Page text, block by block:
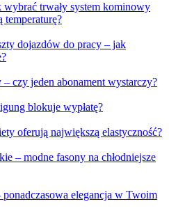
trwały system kominowy
temperaturę?
dojazdów do pracy – jak
czy jeden abonament wystarczy?
blokuje wypłatę?
oferują największą elastyczność?
– modne fasony na chłodniejsze
elegancja w Twoim